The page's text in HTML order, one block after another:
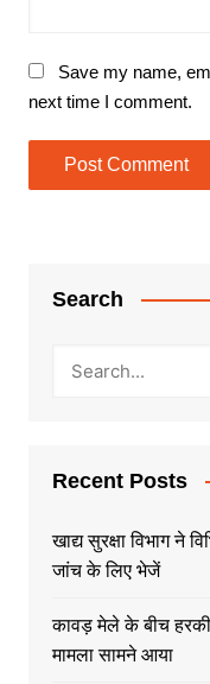
Save my name,
next time I comment.
Search
Recent Posts
खाद्य सुरक्षा विभाग ने
जांच के लिए भेजें
कावड़ मेले के बीच
मामला सामने आया